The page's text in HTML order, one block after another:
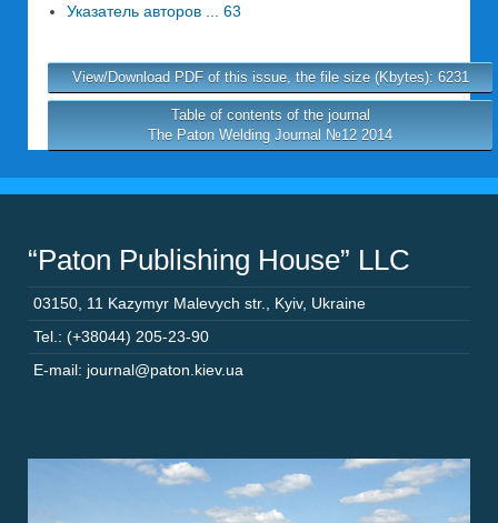
Указатель авторов ... 63
View/Download PDF of this issue, the file size (Kbytes): 6231
Table of contents of the journal
The Paton Welding Journal №12 2014
“Paton Publishing House” LLC
03150 11 Kazymyr Malevych str. Kyiv, Ukraine
Tel.: (+38044) 205-23-90
E-mail: journal@paton.kiev.ua